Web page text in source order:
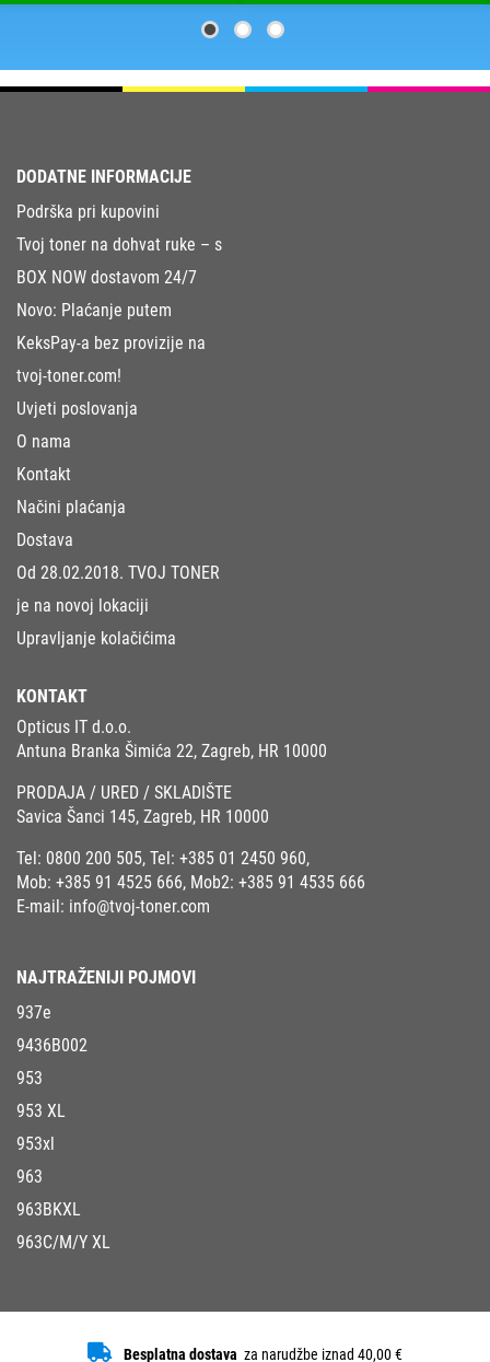
DODATNE INFORMACIJE
Podrška pri kupovini
Tvoj toner na dohvat ruke – s
BOX NOW dostavom 24/7
Novo: Plaćanje putem
KeksPay-a bez provizije na
tvoj-toner.com!
Uvjeti poslovanja
O nama
Kontakt
Načini plaćanja
Dostava
Od 28.02.2018. TVOJ TONER
je na novoj lokaciji
Upravljanje kolačićima
KONTAKT
Opticus IT d.o.o.
Antuna Branka Šimića 22, Zagreb, HR 10000
PRODAJA / URED / SKLADIŠTE
Savica Šanci 145, Zagreb, HR 10000
Tel: 0800 200 505, Tel: +385 01 2450 960,
Mob: +385 91 4525 666, Mob2: +385 91 4535 666
E-mail: info@tvoj-toner.com
NAJTRAŽENIJI POJMOVI
937e
9436B002
953
953 XL
953xl
963
963BKXL
963C/M/Y XL
Besplatna dostava za narudžbe iznad 40,00 €